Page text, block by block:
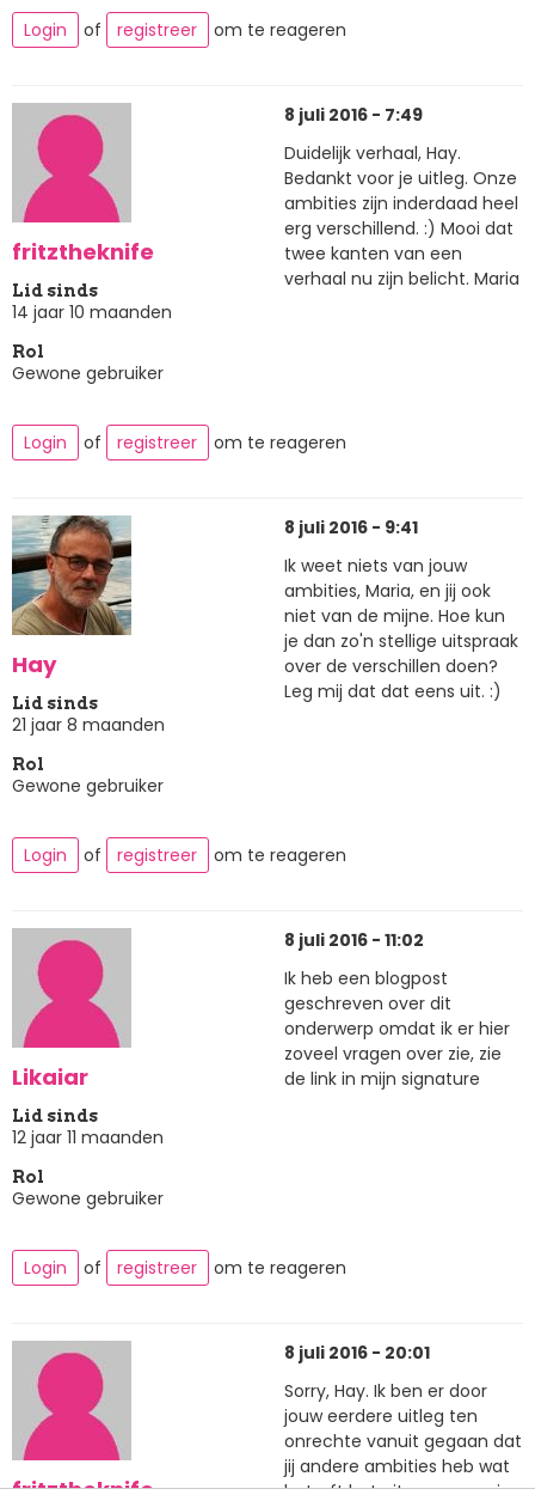
Login
of registreer om te reageren
fritztheknife
Lid sinds
14 jaar 10 maanden
Rol
Gewone gebruiker
8 juli 2016 - 7:49
Duidelijk verhaal, Hay.
Bedankt voor je uitleg. Onze
ambities zijn inderdaad heel
erg verschillend. :) Mooi dat
twee kanten van een
verhaal nu zijn belicht. Maria
Login of registreer om te reageren
Hay
Lid sinds
21 jaar 8 maanden
Rol
Gewone gebruiker
8 juli 2016 - 9:41
Ik weet niets van jouw
ambities, Maria, en jij ook
niet van de mijne. Hoe kun
je dan zo'n stellige uitspraak
over de verschillen doen?
Leg mij dat dat eens uit. :)
Login of registreer om te reageren
Likaiar
Lid sinds
12 jaar 11 maanden
Rol
Gewone gebruiker
8 juli 2016 - 11:02
Ik heb een blogpost
geschreven over dit
onderwerp omdat ik er hier
zoveel vragen over zie, zie
de link in mijn signature
Login of registreer om te reageren
fritztheknife
8 juli 2016 - 20:01
Sorry, Hay. Ik ben er door
jouw eerdere uitleg ten
onrechte vanuit gegaan dat
jij andere ambities heb wat
betreft het uitgeven van je